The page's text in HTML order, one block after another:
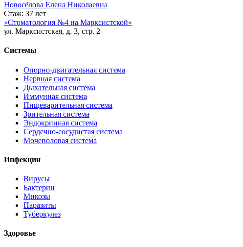
Новосёлова Елена Николаевна
Стаж: 37 лет
«Стоматология №4 на Марксистской»
ул. Марксистская, д. 3, стр. 2
Системы
Опорно-двигательная система
Нервная система
Дыхательная система
Иммунная система
Пищеварительная система
Зрительная система
Эндокринная система
Сердечно-сосудистая система
Мочеполовая система
Инфекции
Вирусы
Бактерии
Микозы
Паразиты
Туберкулез
Здоровье